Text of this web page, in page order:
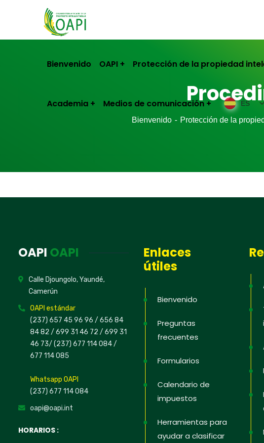
Bienvenido OAPI Protección de la propiedad
Academia Medios de comunicación ES
Bienvenido Protección de la
OAPI OAPI
Calle Djoungolo, Yaundé,
Camerún
OAPI estándar
(237) 657 45 96 96 / 656 84
84 82 / 699 31 46 72 / 699 31
46 73/ (237) 677 114 084 /
677 114 085
Whatsapp OAPI
(237) 677 114 084
oapi@oapi.int
HORARIOS :
Enlaces
útiles
Bienvenido
Preguntas
frecuentes
Formularios
Calendario de
impuestos
Herramientas para
ayudar a clasificar
Hoja
ofertas de
intelectual en los
defender tus